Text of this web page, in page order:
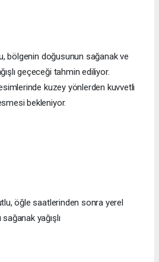
bölgenin doğusunun sağanak ve
geçeceği tahmin ediliyor.
kuzey yönlerden kuvvetli
bekleniyor.
öğle saatlerinden sonra yerel
yağışlı